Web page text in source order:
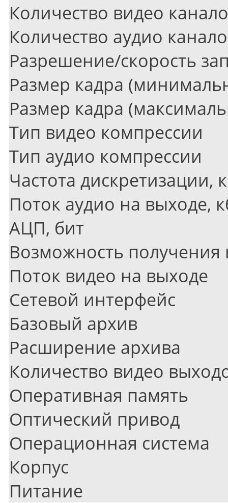
Количество видео
Количество аудио
Разрешение/скорость
Размер кадра (
Размер кадра (
Тип видео компрессии
Тип аудио компрессии
Частота дискретизации,
Поток аудио на выходе,
АЦП, бит
Возможность получения
Поток видео на выходе
Сетевой интерфейс
Базовый архив
Расширение архива
Количество видео
Оперативная память
Оптический привод
Операционная система
Корпус
Питание